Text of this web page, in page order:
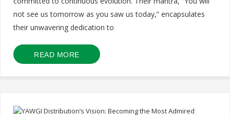
not see us tomorrow as you saw us today,” encapsulates
their unwavering dedication to
READ MORE